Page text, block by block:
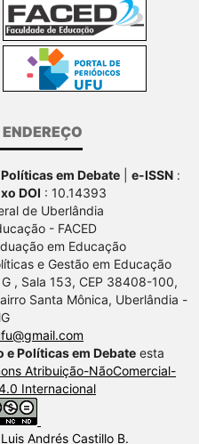
em Debate| e-ISSN:
DOI : 10.14393
de Uberlândia
- FACED
em Educação
e Gestão em Educação
, Sala 153, CEP 38408-100,
Santa Mônica, Uberlândia -
e Políticas em Debateesta
Atribuição-NãoComercial-
Internacional
Luis Andrés Castillo B.